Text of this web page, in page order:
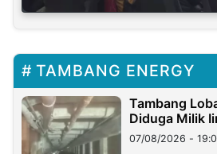
TAMBANG ENERGY
Tambang
Diduga Milik
07/08/2026 -